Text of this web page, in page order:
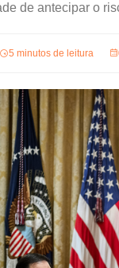
de antecipar o
5 minutos de leitura